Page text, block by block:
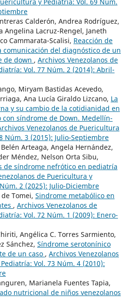
Calderón, Andrea Rodríguez,
Angelina Lacruz-Rengel, Janeth
Cammarata-Scalisi, Reacción de
comunicación del diagnóstico de un
de down , Archivos Venezolanos de
Vol. 77 Núm. 2 (2014): Abril-
Miryam Bastidas Acevedo,
Ana Lucía Giraldo Lizcano, La
y su cambio de la cotidianidad en
con síndrome de Down. Medellín-
Venezolanos de Puericultura
Núm. 3 (2015): Julio-Septiembre
Arteaga, Angela Hernández,
Méndez, Nelson Orta Sibu,
de síndrome nefrótico en pediatría
de Puericultura y
2 (2025): Julio-Diciembre
Tomei, Sindrome metabólico en
, Archivos Venezolanos de
Vol. 72 Núm. 1 (2009): Enero-
Angélica C. Torres Sarmiento,
Sánchez, Síndrome serotonínico
de un caso , Archivos Venezolanos
Vol. 73 Núm. 4 (2010):
Marianela Fuentes Tapia,
nutricional de niños venezolanos